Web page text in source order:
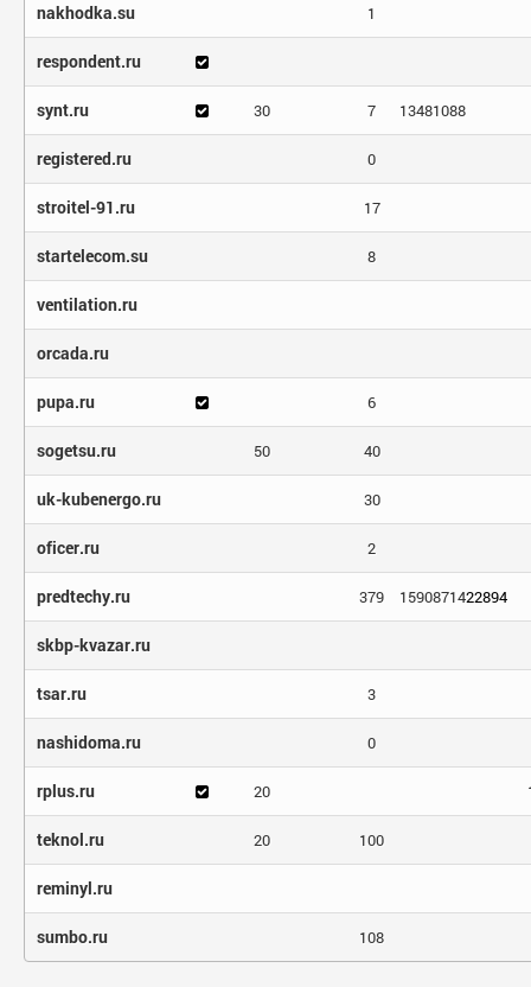
nakhodka.su 1
respondent.ru
synt.ru 30 7 13481088
registered.ru 0
stroitel-91.ru 17
startelecom.su 8
ventilation.ru
orcada.ru
pupa.ru 6
sogetsu.ru 50 40
uk-kubenergo.ru 30
oficer.ru 2
predtechy.ru 379 1590871422894
skbp-kvazar.ru
tsar.ru 3
nashidoma.ru 0
rplus.ru 20
teknol.ru 20 100
reminyl.ru
sumbo.ru 108